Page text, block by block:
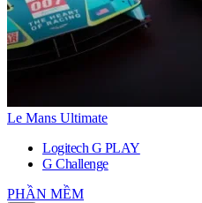
Le Mans Ultimate
Logitech G PLAY
G Challenge
PHẦN MỀM